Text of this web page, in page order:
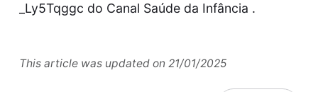
_Ly5Tqggc do Canal Saúde da Infância .
This article was updated on 21/01/2025